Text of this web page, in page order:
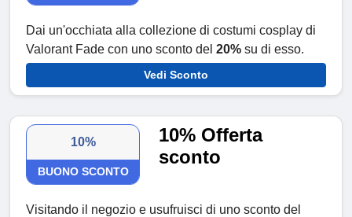
Dai un'occhiata alla collezione di costumi cosplay di
Valorant Fade con uno sconto del 20% su di esso.
Vedi Sconto
10%
BUONO SCONTO
10% Offerta
sconto
Visitando il negozio e usufruisci di uno sconto del